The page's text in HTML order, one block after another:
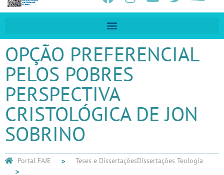
OPÇÃO PREFERENCIAL
PELOS POBRES
PERSPECTIVA
CRISTOLÓGICA DE JON
SOBRINO
Portal FAJE Teses e DissertaçõesDissertações Teologia